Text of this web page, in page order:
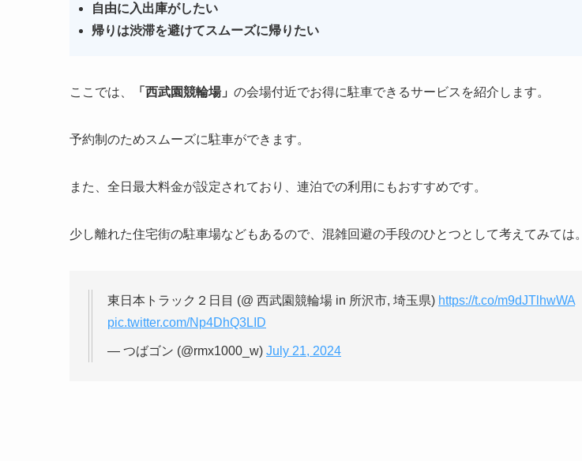
自由に入出庫がしたい
帰りは渋滞を避けてスムーズに帰りたい
ここでは、 「 西武園競輪場」 の会場付近でお得に駐車できるサービスを紹介します。
予約制のためスムーズに駐車ができます。
また、全日最大料金が設定されており、連泊での利用にもおすすめです。
少し離れた住宅街の駐車場などもあるので、混雑回避の手段のひとつとして考えてみては。
東日本トラック２日目 (@ 西武園競輪場 in 所沢市, 埼玉県) https://t.co/m9dJTlhwWA
pic.twitter.com/Np4DhQ3LID
— つばゴン (@rmx1000_w) July 21, 2024